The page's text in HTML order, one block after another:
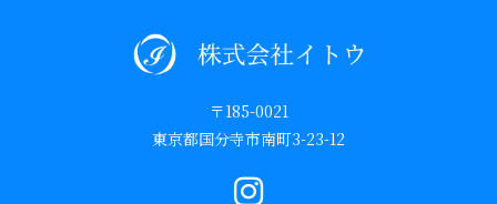
〒185-0021
東京都国分寺市南町3-23-12